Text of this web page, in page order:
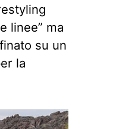
linee” ma
su un
la